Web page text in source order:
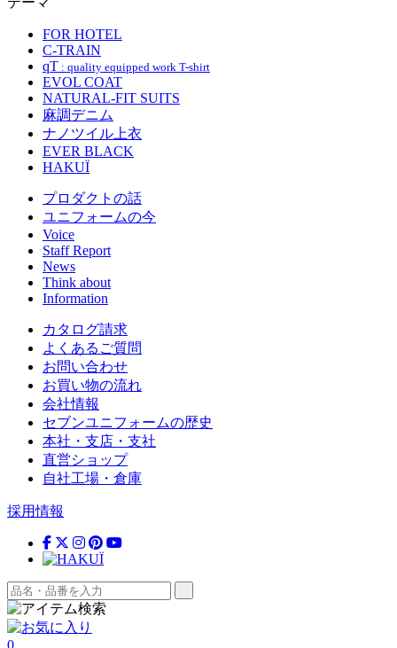
FOR HOTEL
C-TRAIN
qT : quality equipped work T-shirt
EVOL COAT
NATURAL-FIT SUITS
麻調デニム
ナノツイル上衣
EVER BLACK
HAKUÏ
プロダクトの話
ユニフォームの今
Voice
Staff Report
News
Think about
Information
カタログ請求
よくあるご質問
お問い合わせ
お買い物の流れ
会社情報
セブンユニフォームの歴史
本社・支店・支社
直営ショップ
自社工場・倉庫
採用情報
0